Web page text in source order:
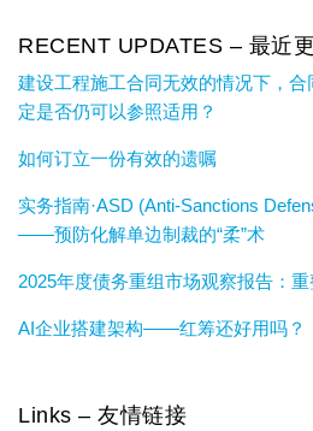
RECENT UPDATES – 最近
建设工程施工合同无效的情况下，
定是否仍可以参照适用？
如何订立一份有效的遗嘱
实务指南·ASD (Anti-Sanctions
——预防化解单边制裁的“柔”术
2025年度债务重组市场观察报告：
AI企业搭建架构——红筹还好用吗？
Links – 友情链接